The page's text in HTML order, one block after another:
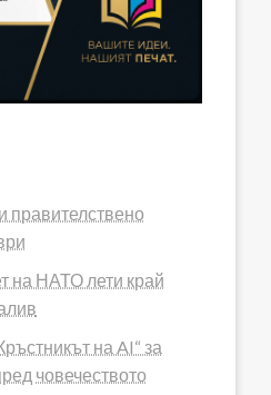
на НАТО лети край
на AI“ за
човечеството